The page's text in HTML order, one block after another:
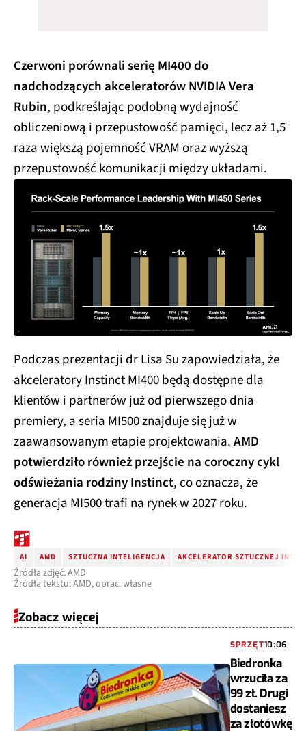
Czerwoni porównali serię MI400 do
nadchodzących akceleratorów NVIDIA Vera
Rubin, podkreślając podobną wydajność
obliczeniową i przepustowość pamięci, lecz aż 1,5
raza większą pojemność VRAM oraz wyższą
przepustowość komunikacji między układami.
Podczas prezentacji dr Lisa Su zapowiedziała, że
akceleratory Instinct MI400 będą dostępne dla
klientów i partnerów już od pierwszego dnia
premiery, a seria MI500 znajduje się już w
zaawansowanym etapie projektowania.AMD
potwierdziło również przejście na coroczny cykl
odświeżania rodziny Instinct, co oznacza, że
generacja MI500 trafi na rynek w 2027 roku.
AI AMD SZTUCZNA INTELIGENCJA AKCELERATOR SZTUCZNEJ
Źródła zdjęć: AMD
Źródła tekstu: AMD, oprac. własne
Zobacz więcej
SPRZĘT10:06
Biedronka
wrzuciła za
99 zł. Drugi
dostaniesz
za złotówkę